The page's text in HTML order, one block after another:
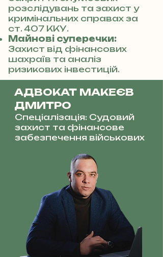
розслідувань та захист у
кримінальних справах за
ст. 407 ККУ.
Майнові суперечки:
Захист від фінансових
шахраїв та аналіз
ризикових інвестицій.
АДВОКАТ МАКЕЄВ
ДМИТРО
Спеціалізація: Судовий
захист та фінансове
забезпечення військових